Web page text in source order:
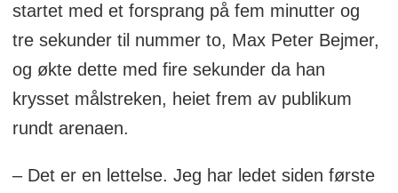
startet med et forsprang på fem minutter og
tre sekunder til nummer to, Max Peter Bejmer,
og økte dette med fire sekunder da han
krysset målstreken, heiet frem av publikum
rundt arenaen.
– Det er en lettelse. Jeg har ledet siden første